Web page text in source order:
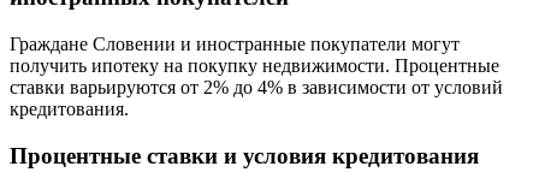
Граждане Словении и иностранные покупатели могут
получить ипотеку на покупку недвижимости. Процентные
ставки варьируются от 2% до 4% в зависимости от условий
кредитования.
Процентные ставки и условия кредитования